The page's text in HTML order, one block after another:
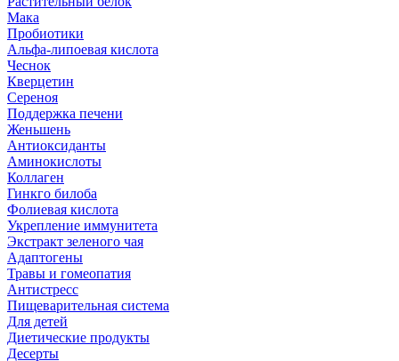
Мака
Пробиотики
Альфа-липоевая кислота
Чеснок
Кверцетин
Сереноя
Поддержка печени
Женьшень
Антиоксиданты
Аминокислоты
Коллаген
Гинкго билоба
Фолиевая кислота
Укрепление иммунитета
Экстракт зеленого чая
Адаптогены
Травы и гомеопатия
Антистресс
Пищеварительная система
Для детей
Диетические продукты
Десерты